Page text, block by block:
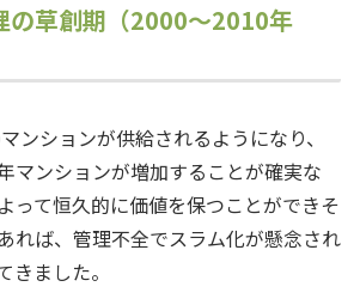
の草創期（2000～2010年
ンションが供給されるようになり、
マンションが増加することが確実な
って恒久的に価値を保つことができそ
れば、管理不全でスラム化が懸念され
きました。